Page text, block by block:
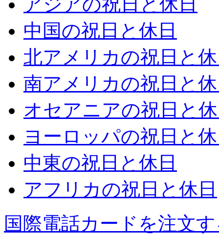
アジアの祝日と休日
中国の祝日と休日
北アメリカの祝日と
南アメリカの祝日と
オセアニアの祝日と
ヨーロッパの祝日と
中東の祝日と休日
アフリカの祝日と休日
国際電話カードを注文